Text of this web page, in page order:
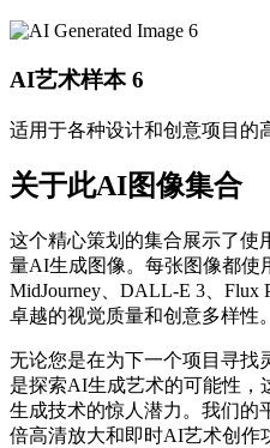
AI艺术样本 6
适用于各种设计和创意项目的
关于此AI图像集合
这个精心策划的集合展示了使
量AI生成图像。每张图像都使
MidJourney、DALL-E 3、Flux
卓越的视觉质量和创意多样性。
无论您是在为下一个项目寻找
是探索AI生成艺术的可能性，
生成技术的惊人潜力。我们的
倍高清放大和即时AI艺术创作